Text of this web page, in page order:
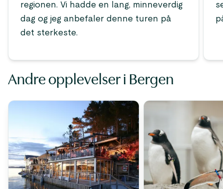
regionen. Vi hadde en lang, minneverdig
dag og jeg anbefaler denne turen på
det sterkeste.
Andre opplevelser i Bergen